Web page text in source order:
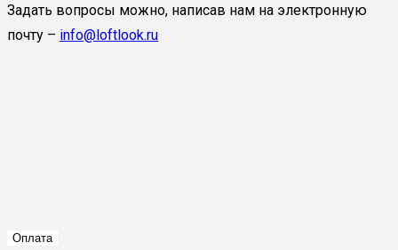
Задать вопросы можно, написав нам на электронную
почту – info@loftlook.ru
Оплата